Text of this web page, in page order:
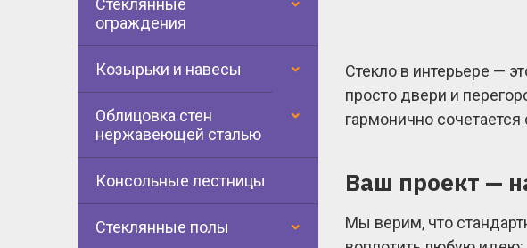
Стеклянные
ограждения
Козырьки и навесы
Облицовка стен
нержавеющей сталью
Консольные лестницы
Стеклянные полы
Стекло в интерьере —
просто двери и
гармонично
Ваш проект —
Мы верим, что